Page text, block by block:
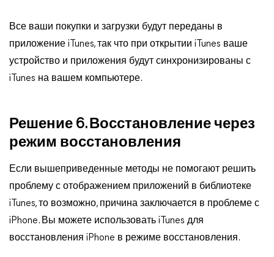
Все ваши покупки и загрузки будут переданы в
приложение iTunes, так что при открытии iTunes ваше
устройство и приложения будут синхронизированы с
iTunes на вашем компьютере.
Решение 6. Восстановление через
режим восстановления
Если вышеприведенные методы не помогают решить
проблему с отображением приложений в библиотеке
iTunes, то возможно, причина заключается в проблеме с
iPhone. Вы можете использовать iTunes для
восстановления iPhone в режиме восстановления.